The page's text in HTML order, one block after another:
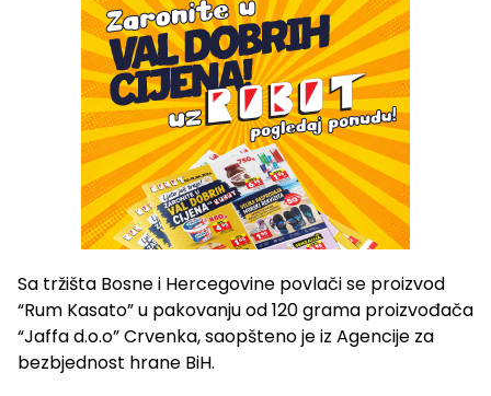
Sa tržišta Bosne i Hercegovine povlači se proizvod
“Rum Kasato” u pakovanju od 120 grama proizvođača
“Jaffa d.o.o” Crvenka, saopšteno je iz Agencije za
bezbjednost hrane BiH.